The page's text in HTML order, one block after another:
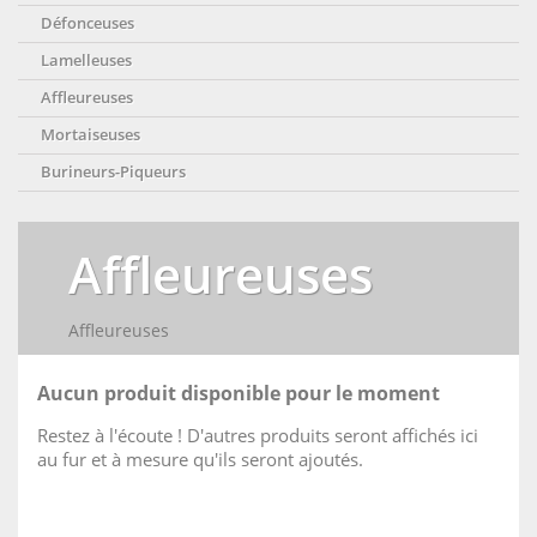
Défonceuses
Lamelleuses
Affleureuses
Mortaiseuses
Burineurs-Piqueurs
Affleureuses
Affleureuses
Aucun produit disponible pour le moment
Restez à l'écoute ! D'autres produits seront affichés ici
au fur et à mesure qu'ils seront ajoutés.